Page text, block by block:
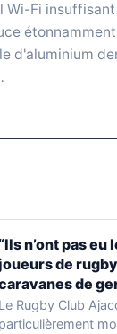
Wi-Fi
d'aluminium
“Ils n’ont pas eu
de
de
s’installer dans
délogent en
Le Rugby Club
particulièrement